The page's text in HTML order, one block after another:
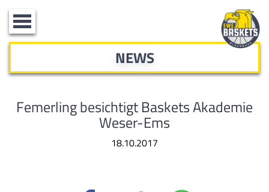
Toggle
navigation
NEWS
Femerling besichtigt Baskets Akademie
Weser-Ems
18.10.2017